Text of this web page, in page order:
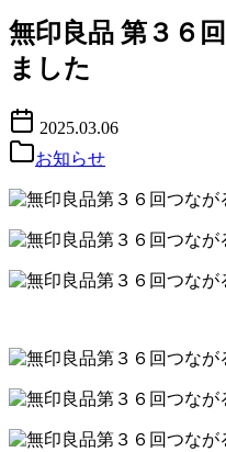
動
無印良品 第３６
ました
2025.03.06
お知らせ